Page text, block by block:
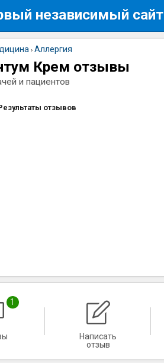
независимый
›Аллергия
Крем отзывы
и пациентов
отзывов
1
Написать
отзыв